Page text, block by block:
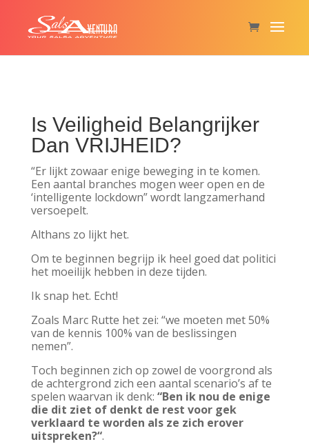
Is Veiligheid Belangrijker
Dan VRIJHEID?
“Er lijkt zowaar enige beweging in te komen.
Een aantal branches mogen weer open en de
‘intelligente lockdown” wordt langzamerhand
versoepelt.
Althans zo lijkt het.
Om te beginnen begrijp ik heel goed dat politici
het moeilijk hebben in deze tijden.
Ik snap het. Echt!
Zoals Marc Rutte het zei: “we moeten met 50%
van de kennis 100% van de beslissingen
nemen”.
Toch beginnen zich op zowel de voorgrond als
de achtergrond zich een aantal scenario’s af te
spelen waarvan ik denk: “Ben ik nou de enige
die dit ziet of denkt de rest voor gek
verklaard te worden als ze zich erover
uitspreken?“.